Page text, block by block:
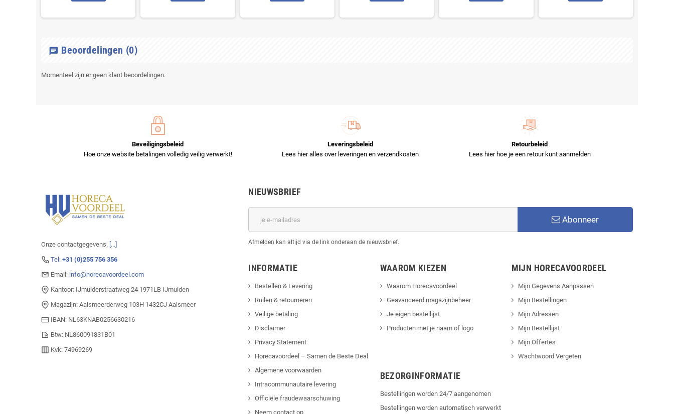
chat Beoordelingen (0)
Momenteel zijn er geen klant beoordelingen.
Beveiligingsbeleid
Hoe onze website betalingen volledig veilig verwerkt!
Leveringsbeleid
Lees hier alles over leveringen en verzendkosten
Retourbeleid
Lees hier hoe je een retour kunt aanmelden
Onze contactgegevens. [...]
Tel: +31 (0)255 756 356
Email: info@horecavoordeel.com
Kantoor: IJmuiderstraatweg 24 1971LB IJmuiden
Magazijn: Aalsmeerderweg 103H 1432CJ Aalsmeer
IBAN: NL63KNAB0256630216
Btw: NL860091831B01
Kvk: 74969269
NIEUWSBRIEF
Abonneer
Afmelden kan altijd via de link onderaan de nieuwsbrief.
INFORMATIE
Bestellen & Levering
Ruilen & retourneren
Veilige betaling
Disclaimer
Privacy Statement
Horecavoordeel – Samen de Beste Deal
Algemene voorwaarden
Intracommunautaire levering
Officiële fraudewaarschuwing
Neem contact op
WAAROM KIEZEN
Waarom Horecavoordeel
Geavanceerd magazijnbeheer
Je eigen bestellijst
Producten met je naam of logo
MIJN HORECAVOORDEEL
Mijn Gegevens Aanpassen
Mijn Bestellingen
Mijn Adressen
Mijn Bestellijst
Mijn Offertes
Wachtwoord Vergeten
BEZORGINFORMATIE
Bestellingen worden 24/7 aangenomen
Bestellingen worden automatisch verwerkt